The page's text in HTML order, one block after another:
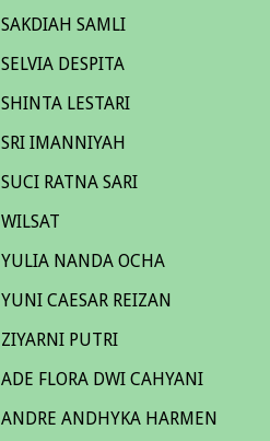
SAKDIAH SAMLI
SELVIA DESPITA
SHINTA LESTARI
SRI IMANNIYAH
SUCI RATNA SARI
WILSAT
YULIA NANDA OCHA
YUNI CAESAR REIZAN
ZIYARNI PUTRI
ADE FLORA DWI CAHYANI
ANDRE ANDHYKA HARMEN